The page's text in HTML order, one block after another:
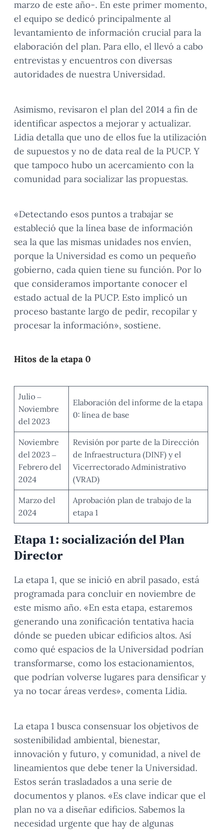
marzo de este año-. En este primer momento,
el equipo se dedicó principalmente al
levantamiento de información crucial para la
elaboración del plan. Para ello, el llevó a cabo
entrevistas y encuentros con diversas
autoridades de nuestra Universidad.
Asimismo, revisaron el plan del 2014 a fin de
identificar aspectos a mejorar y actualizar.
Lidia detalla que uno de ellos fue la utilización
de supuestos y no de data real de la PUCP. Y
que tampoco hubo un acercamiento con la
comunidad para socializar las propuestas.
«Detectando esos puntos a trabajar se
estableció que la línea base de información
sea la que las mismas unidades nos envíen,
porque la Universidad es como un pequeño
gobierno, cada quien tiene su función. Por lo
que consideramos importante conocer el
estado actual de la PUCP. Esto implicó un
proceso bastante largo de pedir, recopilar y
procesar la información», sostiene.
Hitos de la etapa 0
Julio –
Noviembre
del 2023
Elaboración del informe de la etapa
0: línea de base
Noviembre
del 2023 –
Febrero del
2024
Revisión por parte de la Dirección
de Infraestructura (DINF) y el
Vicerrectorado Administrativo
(VRAD)
Marzo del
2024
Aprobación plan de trabajo de la
etapa 1
Etapa 1: socialización del Plan
Director
La etapa 1, que se inició en abril pasado, está
programada para concluir en noviembre de
este mismo año. «En esta etapa, estaremos
generando una zonificación tentativa hacia
dónde se pueden ubicar edificios altos. Así
como qué espacios de la Universidad podrían
transformarse, como los estacionamientos,
que podrían volverse lugares para densificar y
ya no tocar áreas verdes», comenta Lidia.
La etapa 1 busca consensuar los objetivos de
sostenibilidad ambiental, bienestar,
innovación y futuro, y comunidad, a nivel de
lineamientos que debe tener la Universidad.
Estos serán trasladados a una serie de
documentos y planos. «Es clave indicar que el
plan no va a diseñar edificios. Sabemos la
necesidad urgente que hay de algunas